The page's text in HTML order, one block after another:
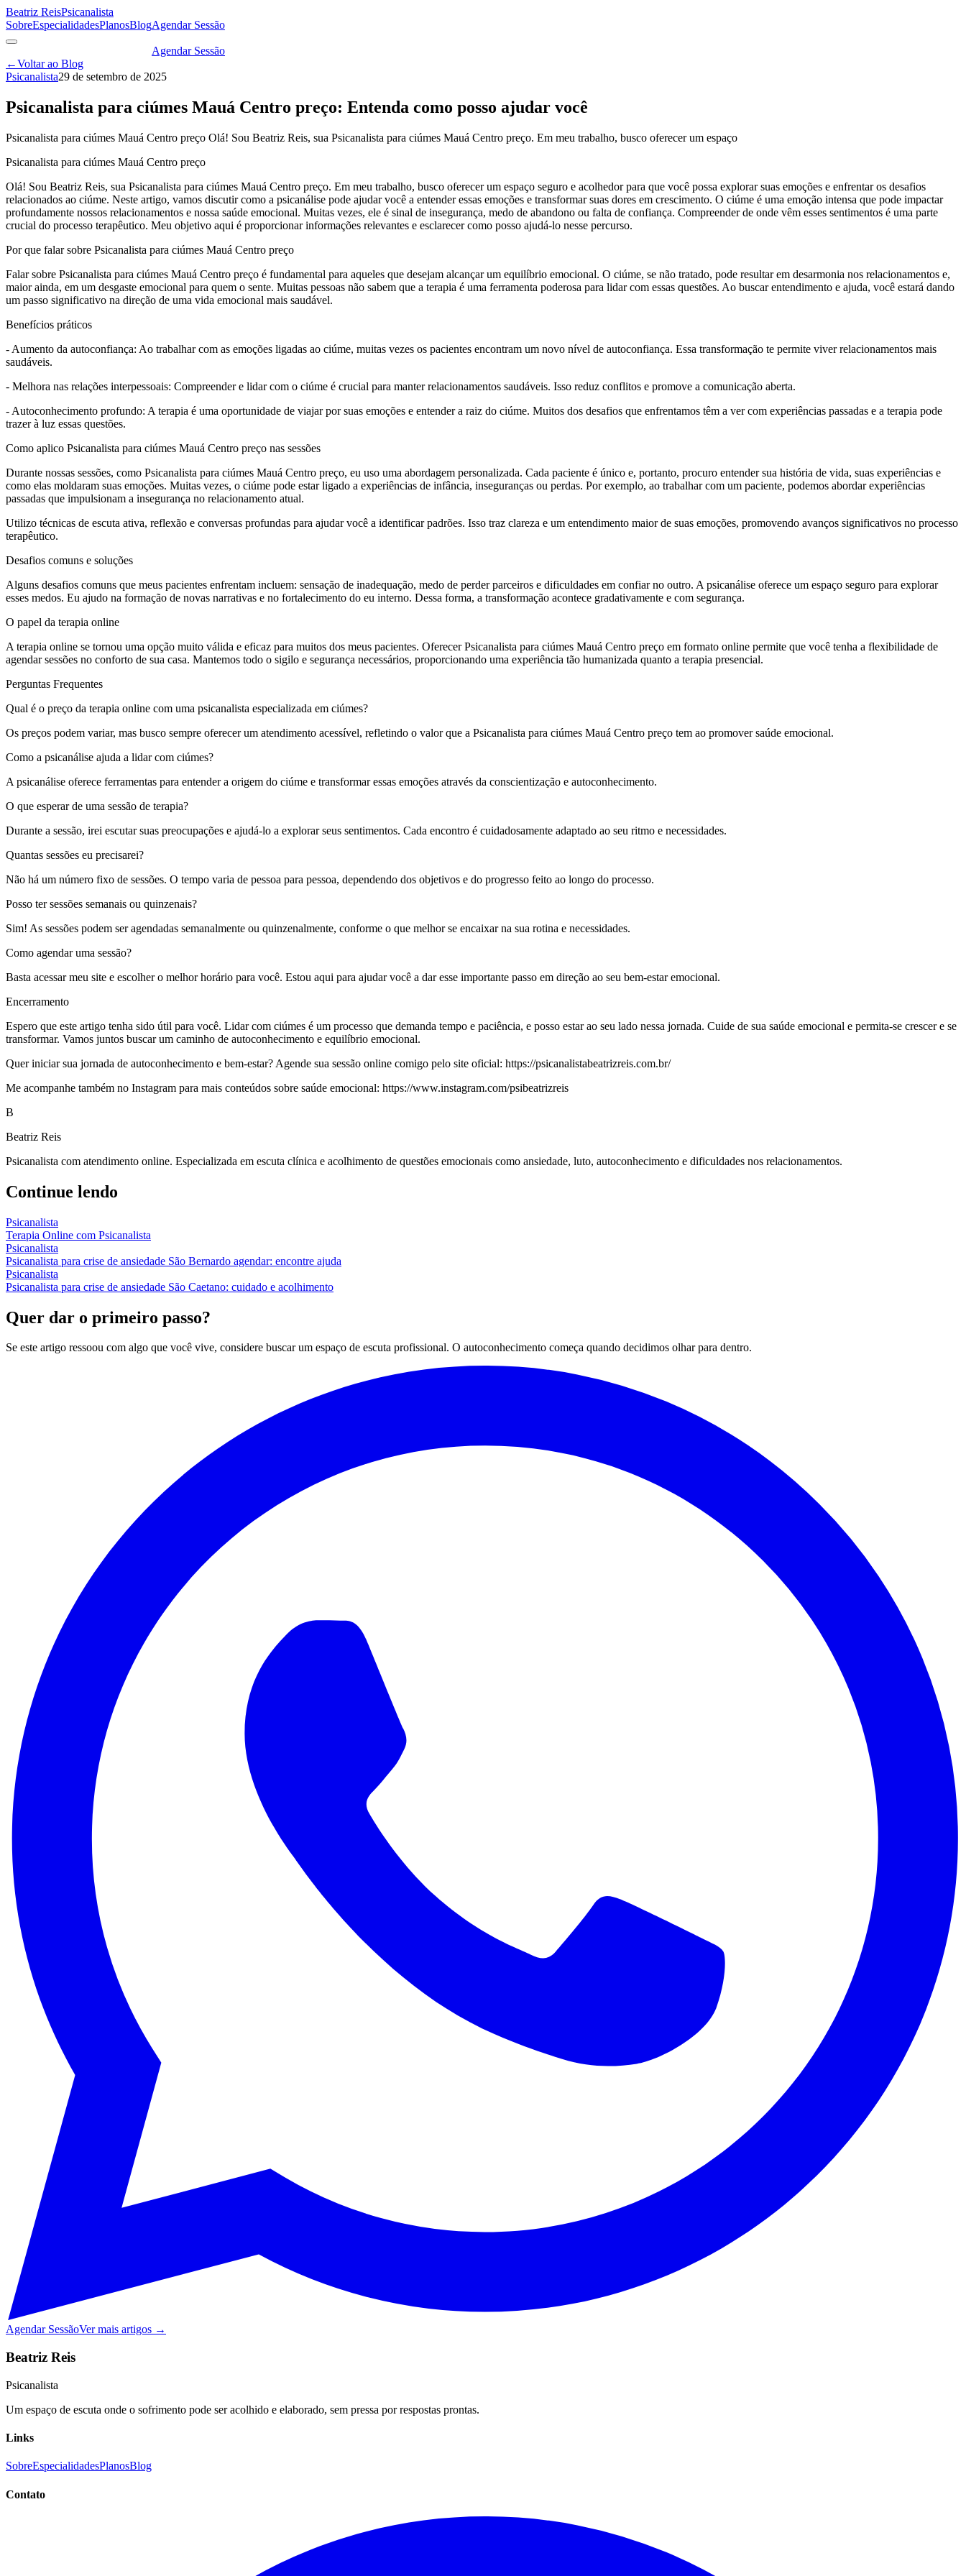
Beatriz ReisPsicanalista
SobreEspecialidadesPlanosBlogAgendar Sessão
Agendar Sessão
←Voltar ao Blog
Psicanalista29 de setembro de 2025
Psicanalista para ciúmes Mauá Centro preço: Entenda como posso ajudar você
Psicanalista para ciúmes Mauá Centro preço Olá! Sou Beatriz Reis, sua Psicanalista para ciúmes Mauá Centro preço. Em meu trabalho, busco oferecer um espaço
Psicanalista para ciúmes Mauá Centro preço
Olá! Sou Beatriz Reis, sua Psicanalista para ciúmes Mauá Centro preço. Em meu trabalho, busco oferecer um espaço seguro e acolhedor para que você possa explorar suas emoções e enfrentar os desafios
relacionados ao ciúme. Neste artigo, vamos discutir como a psicanálise pode ajudar você a entender essas emoções e transformar suas dores em crescimento. O ciúme é uma emoção intensa que pode impactar
profundamente nossos relacionamentos e nossa saúde emocional. Muitas vezes, ele é sinal de insegurança, medo de abandono ou falta de confiança. Compreender de onde vêm esses sentimentos é uma parte
crucial do processo terapêutico. Meu objetivo aqui é proporcionar informações relevantes e esclarecer como posso ajudá-lo nesse percurso.
Por que falar sobre Psicanalista para ciúmes Mauá Centro preço
Falar sobre Psicanalista para ciúmes Mauá Centro preço é fundamental para aqueles que desejam alcançar um equilíbrio emocional. O ciúme, se não tratado, pode resultar em desarmonia nos relacionamentos e,
maior ainda, em um desgaste emocional para quem o sente. Muitas pessoas não sabem que a terapia é uma ferramenta poderosa para lidar com essas questões. Ao buscar entendimento e ajuda, você estará dando
um passo significativo na direção de uma vida emocional mais saudável.
Benefícios práticos
- Aumento da autoconfiança: Ao trabalhar com as emoções ligadas ao ciúme, muitas vezes os pacientes encontram um novo nível de autoconfiança. Essa transformação te permite viver relacionamentos mais
saudáveis.
- Melhora nas relações interpessoais: Compreender e lidar com o ciúme é crucial para manter relacionamentos saudáveis. Isso reduz conflitos e promove a comunicação aberta.
- Autoconhecimento profundo: A terapia é uma oportunidade de viajar por suas emoções e entender a raiz do ciúme. Muitos dos desafios que enfrentamos têm a ver com experiências passadas e a terapia pode
trazer à luz essas questões.
Como aplico Psicanalista para ciúmes Mauá Centro preço nas sessões
Durante nossas sessões, como Psicanalista para ciúmes Mauá Centro preço, eu uso uma abordagem personalizada. Cada paciente é único e, portanto, procuro entender sua história de vida, suas experiências e
como elas moldaram suas emoções. Muitas vezes, o ciúme pode estar ligado a experiências de infância, inseguranças ou perdas. Por exemplo, ao trabalhar com um paciente, podemos abordar experiências
passadas que impulsionam a insegurança no relacionamento atual.
Utilizo técnicas de escuta ativa, reflexão e conversas profundas para ajudar você a identificar padrões. Isso traz clareza e um entendimento maior de suas emoções, promovendo avanços significativos no processo
terapêutico.
Desafios comuns e soluções
Alguns desafios comuns que meus pacientes enfrentam incluem: sensação de inadequação, medo de perder parceiros e dificuldades em confiar no outro. A psicanálise oferece um espaço seguro para explorar
esses medos. Eu ajudo na formação de novas narrativas e no fortalecimento do eu interno. Dessa forma, a transformação acontece gradativamente e com segurança.
O papel da terapia online
A terapia online se tornou uma opção muito válida e eficaz para muitos dos meus pacientes. Oferecer Psicanalista para ciúmes Mauá Centro preço em formato online permite que você tenha a flexibilidade de
agendar sessões no conforto de sua casa. Mantemos todo o sigilo e segurança necessários, proporcionando uma experiência tão humanizada quanto a terapia presencial.
Perguntas Frequentes
Qual é o preço da terapia online com uma psicanalista especializada em ciúmes?
Os preços podem variar, mas busco sempre oferecer um atendimento acessível, refletindo o valor que a Psicanalista para ciúmes Mauá Centro preço tem ao promover saúde emocional.
Como a psicanálise ajuda a lidar com ciúmes?
A psicanálise oferece ferramentas para entender a origem do ciúme e transformar essas emoções através da conscientização e autoconhecimento.
O que esperar de uma sessão de terapia?
Durante a sessão, irei escutar suas preocupações e ajudá-lo a explorar seus sentimentos. Cada encontro é cuidadosamente adaptado ao seu ritmo e necessidades.
Quantas sessões eu precisarei?
Não há um número fixo de sessões. O tempo varia de pessoa para pessoa, dependendo dos objetivos e do progresso feito ao longo do processo.
Posso ter sessões semanais ou quinzenais?
Sim! As sessões podem ser agendadas semanalmente ou quinzenalmente, conforme o que melhor se encaixar na sua rotina e necessidades.
Como agendar uma sessão?
Basta acessar meu site e escolher o melhor horário para você. Estou aqui para ajudar você a dar esse importante passo em direção ao seu bem-estar emocional.
Encerramento
Espero que este artigo tenha sido útil para você. Lidar com ciúmes é um processo que demanda tempo e paciência, e posso estar ao seu lado nessa jornada. Cuide de sua saúde emocional e permita-se crescer e se
transformar. Vamos juntos buscar um caminho de autoconhecimento e equilíbrio emocional.
Quer iniciar sua jornada de autoconhecimento e bem-estar? Agende sua sessão online comigo pelo site oficial: https://psicanalistabeatrizreis.com.br/
Me acompanhe também no Instagram para mais conteúdos sobre saúde emocional: https://www.instagram.com/psibeatrizreis
B
Beatriz Reis
Psicanalista com atendimento online. Especializada em escuta clínica e acolhimento de questões emocionais como ansiedade, luto, autoconhecimento e dificuldades nos relacionamentos.
Continue lendo
Psicanalista
Terapia Online com Psicanalista
Psicanalista
Psicanalista para crise de ansiedade São Bernardo agendar: encontre ajuda
Psicanalista
Psicanalista para crise de ansiedade São Caetano: cuidado e acolhimento
Quer dar o primeiro passo?
Se este artigo ressoou com algo que você vive, considere buscar um espaço de escuta profissional. O autoconhecimento começa quando decidimos olhar para dentro.
Agendar SessãoVer mais artigos →
Beatriz Reis
Psicanalista
Um espaço de escuta onde o sofrimento pode ser acolhido e elaborado, sem pressa por respostas prontas.
Links
SobreEspecialidadesPlanosBlog
Contato